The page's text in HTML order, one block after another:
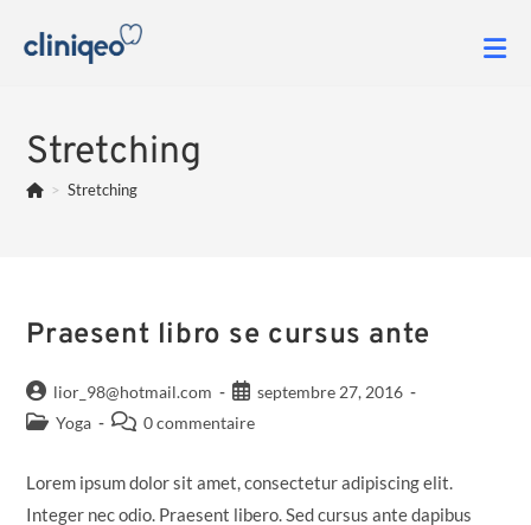
Stretching
> Stretching
Praesent libro se cursus ante
lior_98@hotmail.com
septembre 27, 2016
Yoga
0 commentaire
Lorem ipsum dolor sit amet, consectetur adipiscing elit.
Integer nec odio. Praesent libero. Sed cursus ante dapibus